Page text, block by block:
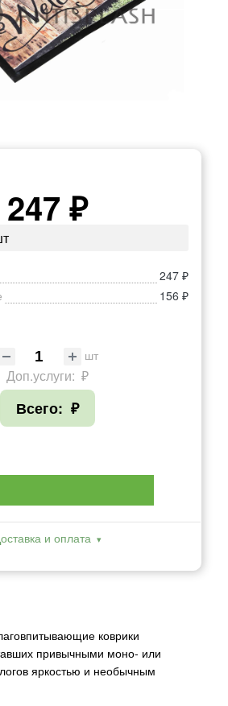
247 ₽
247 ₽
156 ₽
шт
Доп.услуги: ₽
Всего: ₽
и оплата
коврики
привычными моно- или
яркостью и необычным